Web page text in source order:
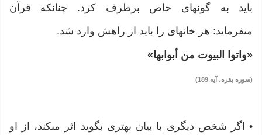
بايد به گونه‏اى خاص برطرف كرد. چنانكه قرآن
مى‏فرمايد: هر خانه‏اى را بايد از راهش وارد شد.
«واتوا البيوت من أبوابها»
(سوره بقره، آيه 189)
• اگر شخص ديگرى با بيان بهترى بگويد اثر مى‏كند، از او